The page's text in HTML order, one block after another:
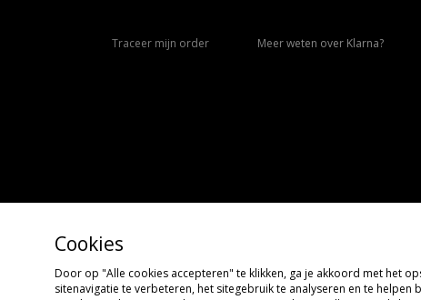
Traceer mijn order Meer weten over Klarna?
Copyright © 2026 size?, Alle rechten voorbehouden
Cookies
Door op "Alle cookies accepteren" te klikken, ga je akkoord met het
sitenavigatie te verbeteren, het sitegebruik te analyseren en te helpen